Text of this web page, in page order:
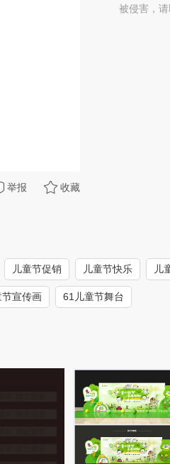
举报 收藏
被侵害，
儿童节促销 儿童节快乐 儿
节宣传画 61儿童节舞台